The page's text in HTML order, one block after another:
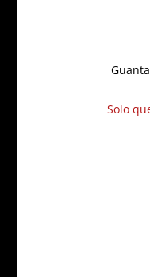
Solo